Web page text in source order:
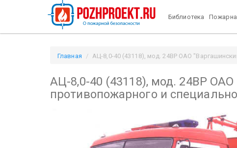
Библиотека
Главная АЦ-8,0-40 (43118), мод. 24ВР ОАО
АЦ-8,0-40 (43118), мод. 24ВР
противопожарного и